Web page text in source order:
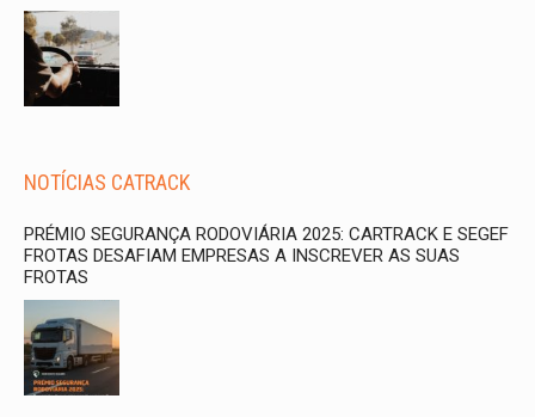
NOTÍCIAS CATRACK
PRÉMIO SEGURANÇA RODOVIÁRIA 2025: CARTRACK E SEGEF
FROTAS DESAFIAM EMPRESAS A INSCREVER AS SUAS
FROTAS